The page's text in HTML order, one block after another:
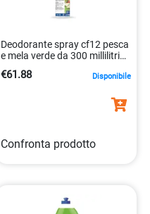
Deodorante spray cf12 pesca
e mela verde da 300 millilitri
€61.88 Disponibile
Confronta prodotto